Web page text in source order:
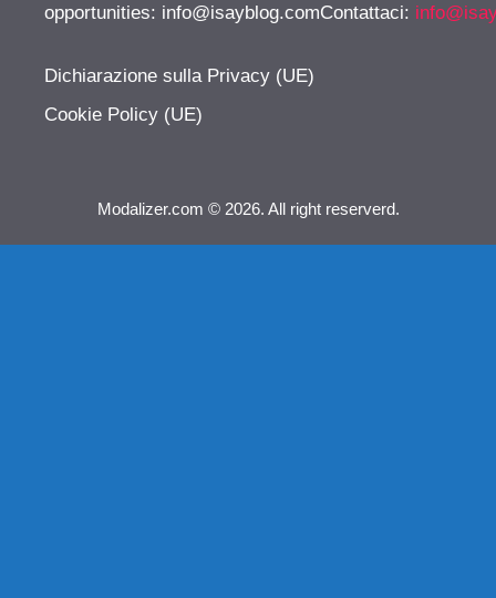
opportunities: info@isayblog.comContattaci:
Dichiarazione sulla Privacy (UE)
Cookie Policy (UE)
Modalizer.com © 2026. All right reserverd.